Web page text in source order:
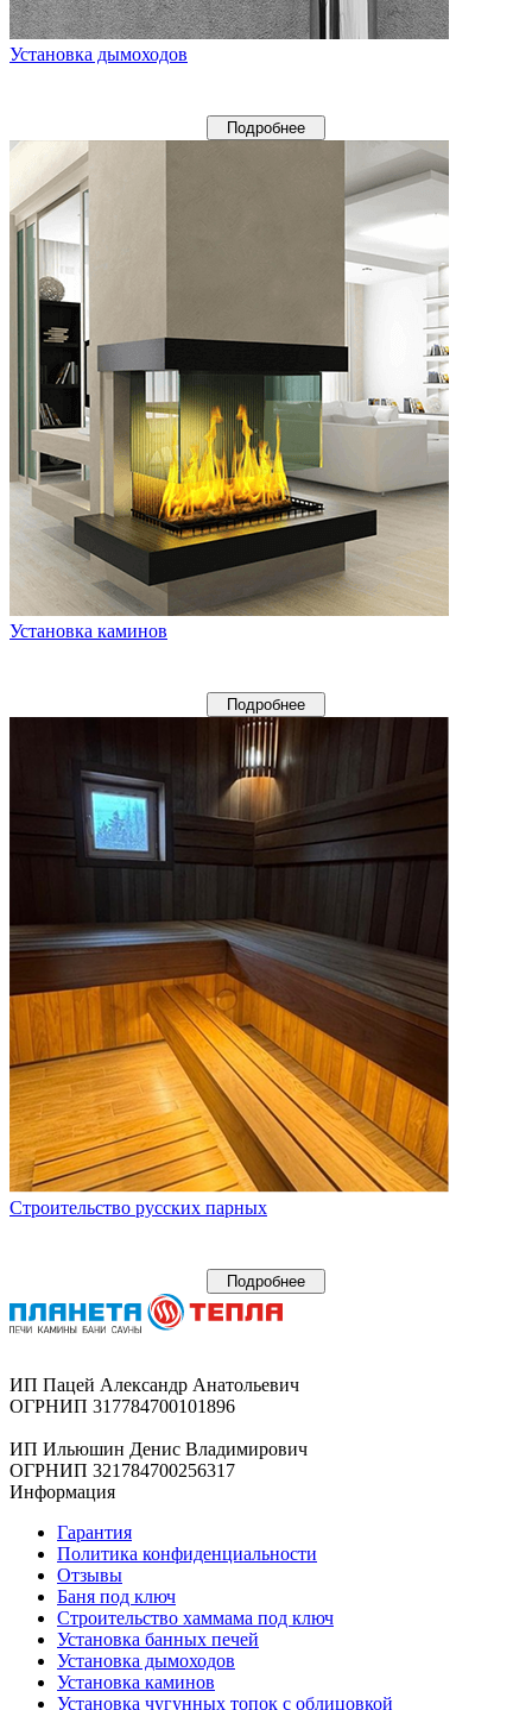
Установка дымоходов
Подробнее
Установка каминов
Подробнее
Строительство русских парных
Подробнее
ИП Пацей Александр Анатольевич
ОГРНИП 317784700101896
ИП Ильюшин Денис Владимирович
ОГРНИП 321784700256317
Информация
Гарантия
Политика конфиденциальности
Отзывы
Баня под ключ
Строительство хаммама под ключ
Установка банных печей
Установка дымоходов
Установка каминов
Установка чугунных топок с облицовкой